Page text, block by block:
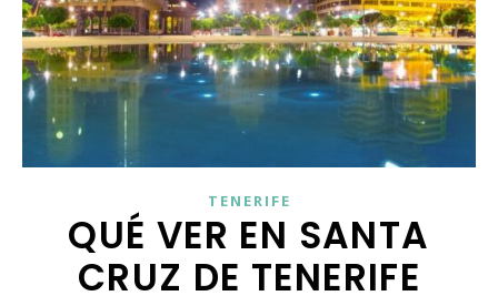
TENERIFE
QUÉ VER EN SANTA
CRUZ DE TENERIFE